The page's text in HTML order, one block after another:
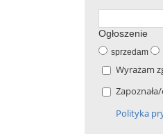
Ogłoszenie
sprzedam
Wyrażam
Polityka